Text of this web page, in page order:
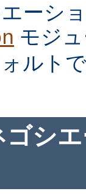
ーシ
モジ
ルト
ゴシ